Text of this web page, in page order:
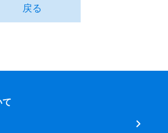
戻る